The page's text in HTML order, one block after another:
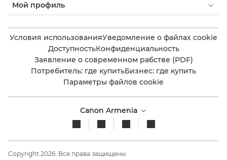
Мой профиль
Условия использованияУведомление о файлах cookie
ДоступностьКонфиденциальность
Заявление о современном рабстве (PDF)
Потребитель: где купитьБизнес: где купить
Параметры файлов cookie
Canon Armenia
Copyright 2026. Все права защищены.